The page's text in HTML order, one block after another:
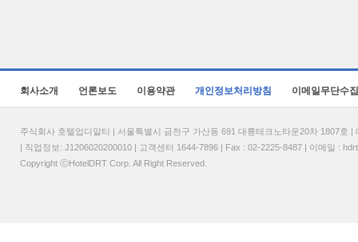
회사소개 언론보도 이용약관 개인정보처리방침 이메일무단수
주식회사 호텔업디알티 | 서울특별시 금천구 가산동 691 대륭테크노타운20차 1807
| 직업정보: J1206020200010 | 고객센터 1644-7896 | Fax : 02-2225-8487 | 이메일 :
Copyright ⓒHotelDRT Corp. All Right Reserved.